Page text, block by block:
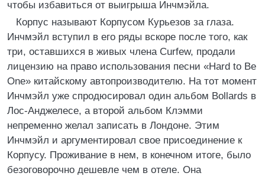
чтобы избавиться от выигрыша Инчмэйла.
Корпус называют Корпусом Курьезов за глаза.
Инчмэйл вступил в его ряды вскоре после того, как
три, оставшихся в живых члена Curfew, продали
лицензию на право использования песни «Hard to Be
One» китайскому автопроизводителю. На тот момент
Инчмэйл уже спродюсировал один альбом Bollards в
Лос-Анджелесе, а второй альбом Клэмми
непременно желал записать в Лондоне. Этим
Инчмэйл и аргументировал свое присоединение к
Корпусу. Проживание в нем, в конечном итоге, было
безоговорочно дешевле чем в отеле. Она